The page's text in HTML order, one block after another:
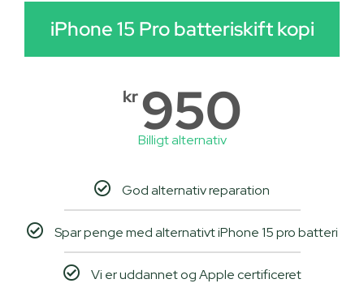
iPhone 15 Pro batteriskift kopi
kr 950
Billigt alternativ
God alternativ reparation
Spar penge med alternativt iPhone 15 pro batteri
Vi er uddannet og Apple certificeret